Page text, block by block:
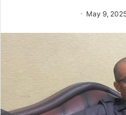
May 9,